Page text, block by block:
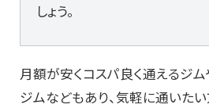
しょう。
月額が安くコスパ良く通えるジ
ジムなどもあり、気軽に通いた